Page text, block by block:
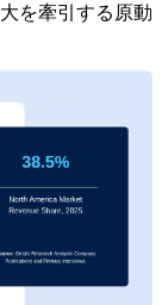
を牽引する原動